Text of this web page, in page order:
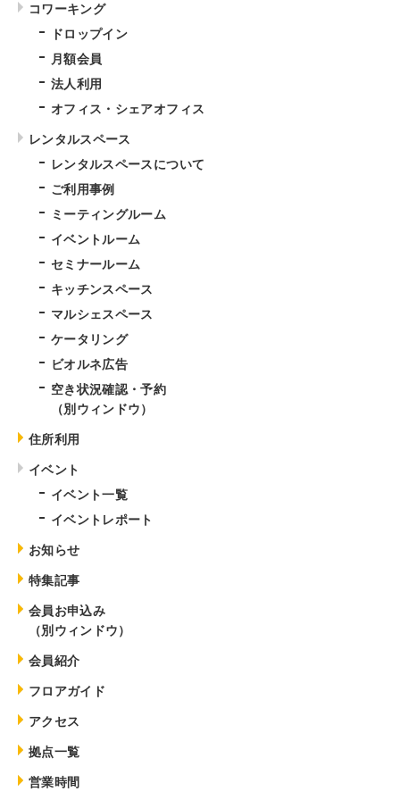
コワーキング
ドロップイン
月額会員
法人利用
オフィス・シェアオフィス
レンタルスペース
レンタルスペースについて
ご利用事例
ミーティングルーム
イベントルーム
セミナールーム
キッチンスペース
マルシェスペース
ケータリング
ビオルネ広告
空き状況確認・予約
（別ウィンドウ）
住所利用
イベント
イベント一覧
イベントレポート
お知らせ
特集記事
会員お申込み
（別ウィンドウ）
会員紹介
フロアガイド
アクセス
拠点一覧
営業時間